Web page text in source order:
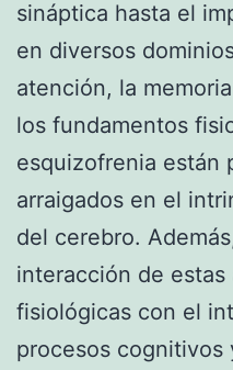
sináptica hasta el
en diversos
atención, la
los fundamentos
esquizofrenia están
arraigados en el
del cerebro.
interacción de estas
fisiológicas con el
procesos cognitivos